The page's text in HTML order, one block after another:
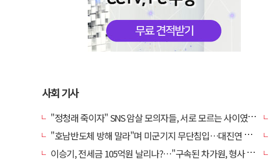
사회 기사
"정청래 죽이자" SNS 암살 모의자들, 서로 모르는 사이였다…檢송치
"호남반도체 방해 말라"며 미군기지 무단침입…대진연 회원 3명 '구속'
이승기, 전세금 105억원 날리나?…"구속된 차가원, 형사 범죄 영역"